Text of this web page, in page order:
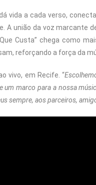
vida a cada verso,
A união da voz marcante
Custa” chega como
reforçando a força da
vivo, em Recife. “
um marco para a nossa
sempre, aos parceiros,